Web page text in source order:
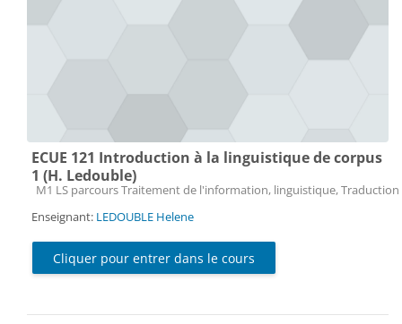
ECUE 121 Introduction à la linguistique de corpus
1 (H. Ledouble)
Catégorie de cours
M1 LS parcours Traitement de l'information, linguistique, Traduction
Enseignant: LEDOUBLE Helene
Cliquer pour entrer dans le cours